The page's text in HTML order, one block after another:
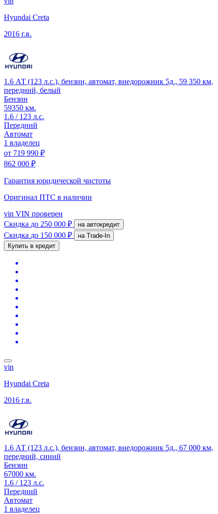
Hyundai Creta
2016 г.в.
1.6 АТ (123 л.с.), бензин, автомат, внедорожник 5д., 59 350 км,
передний, белый
Бензин
59350 км.
1.6 / 123 л.с.
Передний
Автомат
1 владелец
от 719 990 ₽
862 000 ₽
Гарантия юридической чистоты
Оригинал ПТС в наличии
vin VIN проверен
Скидка до 250 000 ₽ на автокредит
Скидка до 150 000 ₽
на Trade-In
Купить в кредит
vin
Hyundai Creta
2016 г.в.
1.6 АТ (123 л.с.), бензин, автомат, внедорожник 5д., 67 000 км,
передний, синий
Бензин
67000 км.
1.6 / 123 л.с.
Передний
Автомат
1 владелец